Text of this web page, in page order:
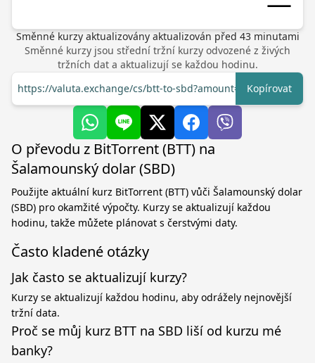
Směnné kurzy aktualizovány aktualizován před 43minutami
Směnné kurzy jsou střední tržní kurzy odvozené z živých
tržních dat a aktualizují se každou hodinu.
https://valuta.exchange/cs/btt-to-sbd?amount=1
Kopírovat
O převodu z BitTorrent (BTT) na
Šalamounský dolar (SBD)
Použijte aktuální kurz BitTorrent (BTT) vůči Šalamounský dolar
(SBD) pro okamžité výpočty. Kurzy se aktualizují každou
hodinu, takže můžete plánovat s čerstvými daty.
Často kladené otázky
Jak často se aktualizují kurzy?
Kurzy se aktualizují každou hodinu, aby odrážely nejnovější
tržní data.
Proč se můj kurz BTT na SBD liší od kurzu mé
banky?